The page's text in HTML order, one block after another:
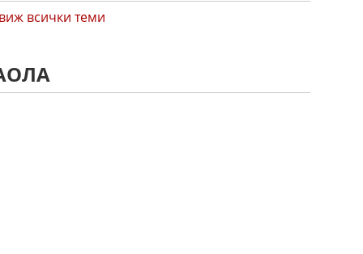
всички теми